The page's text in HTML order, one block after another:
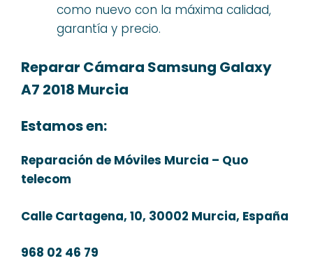
como nuevo con la máxima calidad,
garantía y precio.
Reparar Cámara Samsung Galaxy
A7 2018 Murcia
Estamos en:
Reparación de Móviles Murcia – Quo
telecom
Calle Cartagena, 10, 30002 Murcia, España
968 02 46 79